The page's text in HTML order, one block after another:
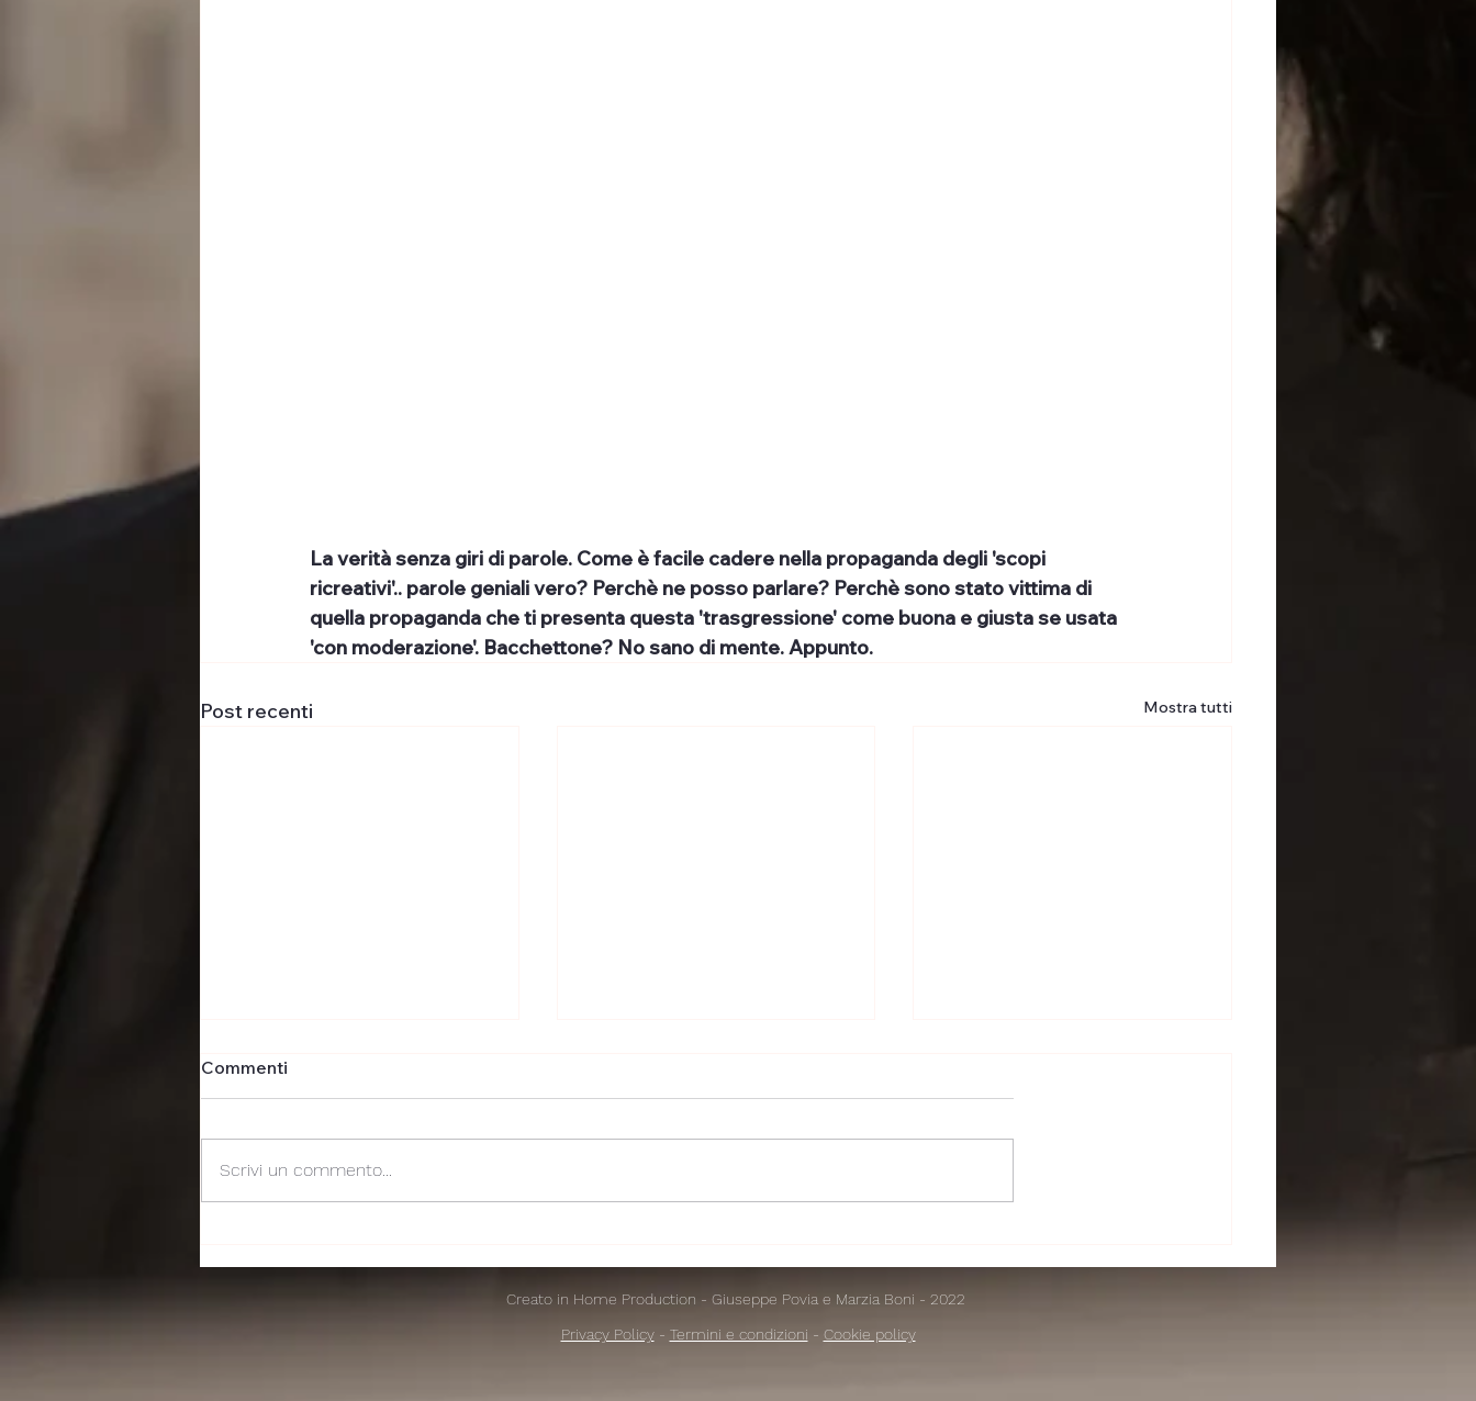
La verità senza giri di parole. Come è facile cadere nella propaganda degli 'scopi
ricreativi'.. parole geniali vero? Perchè ne posso parlare? Perchè sono stato vittima di
quella propaganda che ti presenta questa 'trasgressione' come buona e giusta se usata
'con moderazione'. Bacchettone? No sano di mente. Appunto.
Post recenti Mostra tutti
sul bullismo
feste e delle sagre).
Commenti
Scrivi un commento...
Creato in Home Production - Giuseppe Povia e Marzia Boni - 2022
Privacy Policy- Termini e condizioni - Cookie policy